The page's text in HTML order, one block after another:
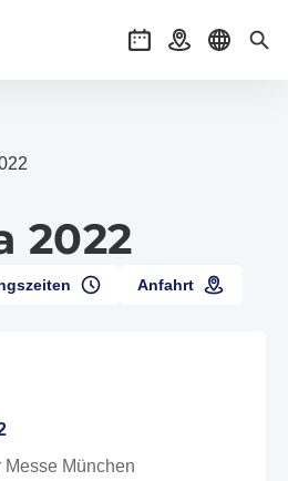
Veranstaltungen
AnreiseSprache
2022
Anfahrt
München